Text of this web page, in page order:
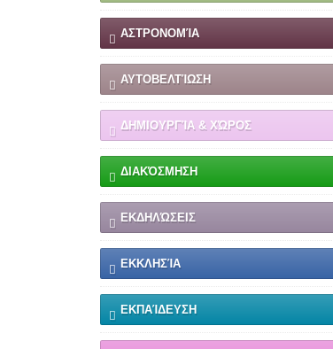
ΑΣΤΡΟΝΟΜΊΑ
ΑΥΤΟΒΕΛΤΊΩΣΗ
ΔΗΜΙΟΥΡΓΊΑ & ΧΏΡΟΣ
ΔΙΑΚΌΣΜΗΣΗ
ΕΚΔΗΛΏΣΕΙΣ
ΕΚΚΛΗΣΊΑ
ΕΚΠΑΊΔΕΥΣΗ